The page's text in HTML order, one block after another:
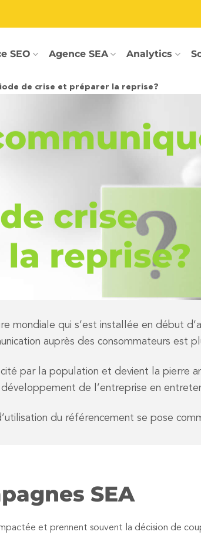
SEO Agence SEA Analytics
de crise et préparer la reprise?
crise
reprise?
mondiale qui s’est installée en début
auprès des consommateurs est
par la population et devient la pierre
de l’entreprise en
du référencement se pose
SEA
et prennent souvent la décision de